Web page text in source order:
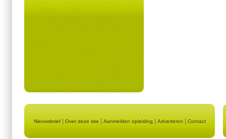
Nieuwsbrief| Over deze site Aanmelden opleiding Adverteren Contact